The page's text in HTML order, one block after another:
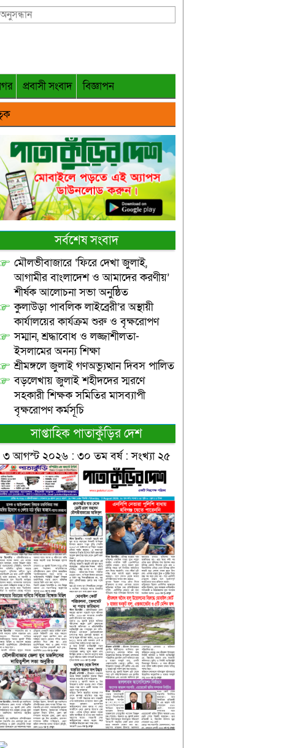
প্রবাসী সংবাদ
বিজ্ঞাপন
সর্বশেষ সংবাদ
মৌলভীবাজারে ‘ফিরে দেখা জুলাই,
আগামীর বাংলাদেশ ও আমাদের করণীয়’
শীর্ষক আলোচনা সভা অনুষ্ঠিত
কুলাউড়া পাবলিক লাইব্রেরী’র অস্থায়ী
কার্যালয়ের কার্যক্রম শুরু ও বৃক্ষরোপণ
সম্মান, শ্রদ্ধাবোধ ও লজ্জাশীলতা-
ইসলামের অনন্য শিক্ষা
শ্রীমঙ্গলে জুলাই গণঅভ্যুত্থান দিবস পালিত
বড়লেখায় জুলাই শহীদদের স্মরণে
সহকারী শিক্ষক সমিতির মাসব্যাপী
বৃক্ষরোপণ কর্মসূচি
সাপ্তাহিক পাতাকুঁড়ির দেশ
৩ আগস্ট ২০২৬ : ৩০ তম বর্ষ : সংখ্যা ২৫